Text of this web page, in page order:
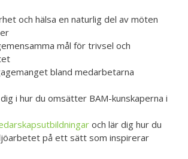
och hälsa en naturlig del av möten
mål för trivsel och
bland medarbetarna
i hur du omsätter BAM-kunskaperna i
och lär dig hur du
på ett sätt som inspirerar